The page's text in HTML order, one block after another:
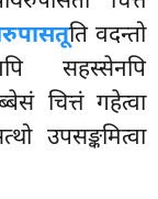
ति वदन्तो
सहस्सेनपि
चित्तं गहेत्वा
उपसङ्कमित्वा